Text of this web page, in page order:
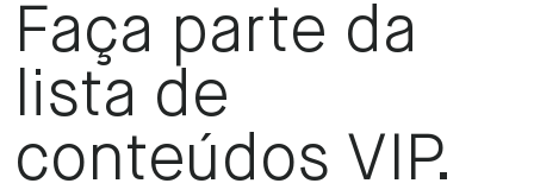
Faça parte da
lista de
conteúdos VIP.